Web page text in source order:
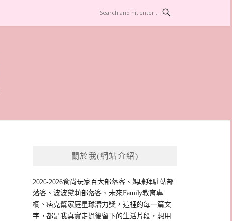
關於我(網站介紹)
2020-2026食尚玩家百大部落客、媽咪拜駐站部
落客、波波黛莉部落客、未來Family教育專
欄、痞克幫家庭星球潛力獎，這裡的每一篇文
字，都是我真實走過後留下的生活片段，想用